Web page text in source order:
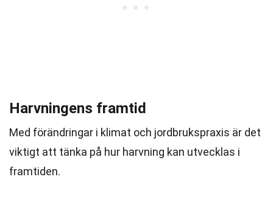
Harvningens framtid
Med förändringar i klimat och jordbrukspraxis är det
viktigt att tänka på hur harvning kan utvecklas i
framtiden.